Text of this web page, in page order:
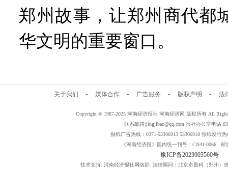
郑州故事，让郑州商代都
华文明的重要窗口。
关于我们 - 媒体合作 - 广告服务 - 版权声明 - 法
Copyright © 1987-2025 河南经济报社 河南经济网 版权所有 All
联系邮箱:jingjibao@qq.com 报社办公室电话
报纸广告热线：0371-53306913 53306918 报纸发行热
《河南经济报》国内统一刊号：CN41-0066 邮
豫ICP备2023003560号
技术支持: 河南经济报社网络部 法律顾问：北京市盈科（郑州